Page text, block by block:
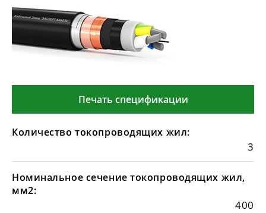
Печать спецификации
Количество токопроводящих жил:
3
Номинальное сечение токопроводящих жил,
мм2:
400